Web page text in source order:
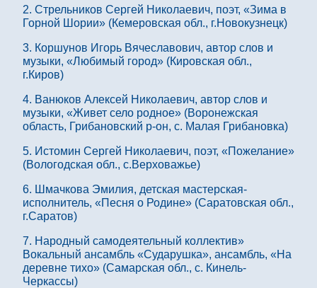
2. Стрельников Сергей Николаевич, поэт, «Зима в
Горной Шории» (Кемеровская обл., г.Новокузнецк)
3. Коршунов Игорь Вячеславович, автор слов и
музыки, «Любимый город» (Кировская обл.,
г.Киров)
4. Ванюков Алексей Николаевич, автор слов и
музыки, «Живет село родное» (Воронежская
область, Грибановский р-он, с. Малая Грибановка)
5. Истомин Сергей Николаевич, поэт, «Пожелание»
(Вологодская обл., с.Верховажье)
6. Шмачкова Эмилия, детская мастерская-
исполнитель, «Песня о Родине» (Саратовская обл.,
г.Саратов)
7. Народный самодеятельный коллектив»
Вокальный ансамбль «Сударушка», ансамбль, «На
деревне тихо» (Самарская обл., с. Кинель-
Черкассы)